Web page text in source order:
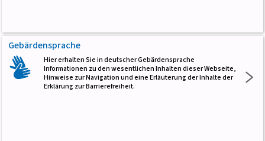
Gebärdensprache
Hier erhalten Sie in deutscher Gebärdensprache
Informationen zu den wesentlichen Inhalten dieser Webseite,
Hinweise zur Navigation und eine Erläuterung der Inhalte der
Erklärung zur Barrierefreiheit.